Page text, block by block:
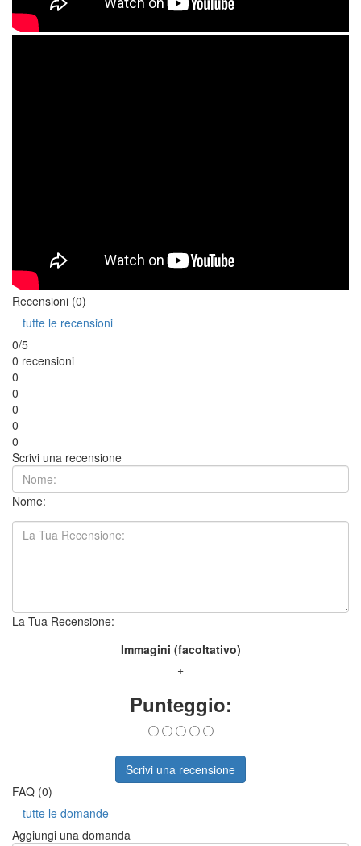
Recensioni (0)
tutte le recensioni
0/5
0 recensioni
0
0
0
0
0
Scrivi una recensione
Nome:
La Tua Recensione:
Immagini (facoltativo)
+
Punteggio:
Scrivi una recensione
FAQ (0)
tutte le domande
Aggiungi una domanda